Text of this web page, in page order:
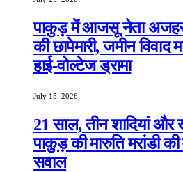
पाकुड़ में आजसू नेता
की छापेमारी, जमीन
हाई-वोल्टेज ड्रामा
July 15, 2026
21 साल, तीन शादियां
पाकुड़ की मारुति मरांडी
सवाल